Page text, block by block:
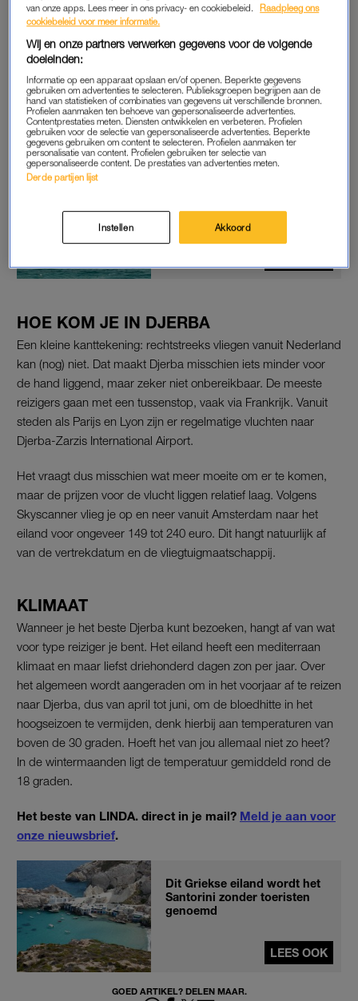
reisbestemmingen van Condé Nast Traveller. Zij noemden
Djerba ‘heerlijk eigenzinnig’.
Wat het eiland zo bijzonder maakt? Het turquoise water,
strandenwaar je met een beetje gelukflamingo’sspot, en een
rijke geschiedenis. Nog een leuk detail: filmliefhebbers kunnen
hun hart ophalen, want verschillende scènes uit Star Wars
werden hier opgenomen.
betaalbaarder)
HOE KOM JE IN DJERBA
Een kleine kanttekening: rechtstreeks vliegen vanuit Nederland
kan (nog) niet. Dat maakt Djerba misschien iets minder voor
de hand liggend, maar zeker niet onbereikbaar. De meeste
reizigers gaan met een tussenstop, vaak via Frankrijk. Vanuit
steden als Parijs en Lyon zijn er regelmatige vluchten naar
Djerba-Zarzis International Airport.
Het vraagt dus misschien wat meer moeite om er te komen,
maar de prijzen voor de vlucht liggen relatief laag. Volgens
Skyscanner vlieg je op en neer vanuit Amsterdam naar het
eiland voor ongeveer 149 tot 240 euro. Dit hangt natuurlijk af
van de vertrekdatum en de vliegtuigmaatschappij.
KLIMAAT
Wanneer je het beste Djerba kunt bezoeken, hangt af van wat
voor type reiziger je bent. Het eiland heeft een mediterraan
klimaat en maar liefst driehonderd dagen zon per jaar. Over
het algemeen wordt aangeraden om in het voorjaar af te reizen
naar Djerba, dus van april tot juni, om de bloedhitte in het
hoogseizoen te vermijden, denk hierbij aan temperaturen van
boven de 30 graden. Hoeft het van jou allemaal niet zo heet?
In de wintermaanden ligt de temperatuur gemiddeld rond de
18 graden.
Het beste van LINDA. direct in je mail? Meld je aan voor
onze nieuwsbrief.
Dit Griekse eiland wordt het
Santorini zonder toeristen
genoemd
LEES OOK
GOED ARTIKEL? DELEN MAAR.
van onze apps. Lees meer in ons privacy- en cookiebeleid.
Raadpleeg ons
cookiebeleid voor meer informatie.
Wij en onze partners verwerken gegevens voor de volgende
doeleinden:
Informatie op een apparaat opslaan en/of openen. Beperkte gegevens
gebruiken om advertenties te selecteren. Publieksgroepen begrijpen aan de
hand van statistieken of combinaties van gegevens uit verschillende bronnen.
Profielen aanmaken ten behoeve van gepersonaliseerde advertenties.
Contentprestaties meten. Diensten ontwikkelen en verbeteren. Profielen
gebruiken voor de selectie van gepersonaliseerde advertenties. Beperkte
gegevens gebruiken om content te selecteren. Profielen aanmaken ter
personalisatie van content. Profielen gebruiken ter selectie van
gepersonaliseerde content. De prestaties van advertenties meten.
Derde partijen lijst
Instellen Akkoord